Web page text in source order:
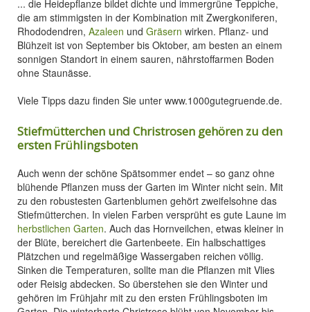
... die Heidepflanze bildet dichte und immergrüne Teppiche,
die am stimmigsten in der Kombination mit Zwergkoniferen,
Rhododendren, Azaleen und Gräsern wirken. Pflanz- und
Blühzeit ist von September bis Oktober, am besten an einem
sonnigen Standort in einem sauren, nährstoffarmen Boden
ohne Staunässe.
Viele Tipps dazu finden Sie unter www.1000gutegruende.de.
Stiefmütterchen und Christrosen gehören zu den
ersten Frühlingsboten
Auch wenn der schöne Spätsommer endet – so ganz ohne
blühende Pflanzen muss der Garten im Winter nicht sein. Mit
zu den robustesten Gartenblumen gehört zweifelsohne das
Stiefmütterchen. In vielen Farben versprüht es gute Laune im
herbstlichen Garten. Auch das Hornveilchen, etwas kleiner in
der Blüte, bereichert die Gartenbeete. Ein halbschattiges
Plätzchen und regelmäßige Wassergaben reichen völlig.
Sinken die Temperaturen, sollte man die Pflanzen mit Vlies
oder Reisig abdecken. So überstehen sie den Winter und
gehören im Frühjahr mit zu den ersten Frühlingsboten im